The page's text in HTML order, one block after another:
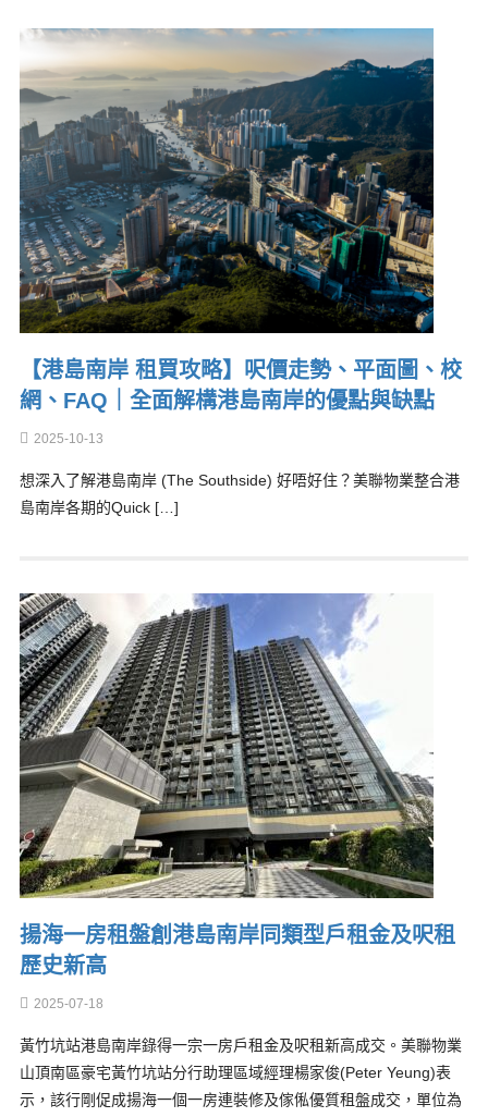
【港島南岸 租買攻略】呎價走勢、平面圖、校
網、FAQ｜全面解構港島南岸的優點與缺點
2025-10-13
想深入了解港島南岸 (The Southside) 好唔好住？美聯物業整合港
島南岸各期的Quick […]
揚海一房租盤創港島南岸同類型戶租金及呎租
歷史新高
2025-07-18
黃竹坑站港島南岸錄得一宗一房戶租金及呎租新高成交。美聯物業
山頂南區豪宅黃竹坑站分行助理區域經理楊家俊(Peter Yeung)表
示，該行剛促成揚海一個一房連裝修及傢俬優質租盤成交，單位為